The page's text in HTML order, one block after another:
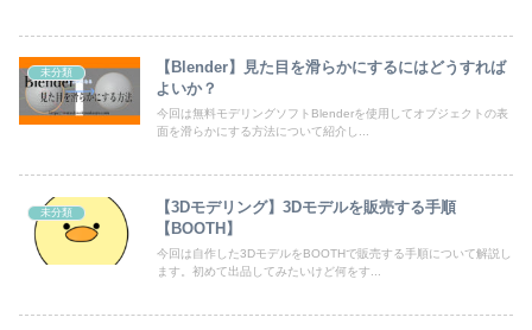
未分類
【Blender】見た目を滑らかにするにはどうすれば
よいか？
今回は無料モデリングソフトBlenderを使用してオブジェクトの表
面を滑らかにする方法について紹介し...
未分類
【3Dモデリング】3Dモデルを販売する手順
【BOOTH】
今回は自作した3DモデルをBOOTHで販売する手順について解説し
ます。初めて出品してみたいけど何をす...